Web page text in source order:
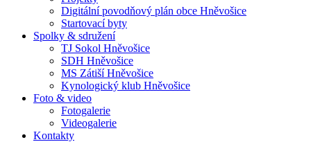
Digitální povodňový plán obce Hněvošice
Startovací byty
Spolky & sdružení
TJ Sokol Hněvošice
SDH Hněvošice
MS Zátiší Hněvošice
Kynologický klub Hněvošice
Foto & video
Fotogalerie
Videogalerie
Kontakty